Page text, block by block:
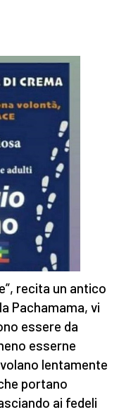
recita un antico
Pachamama, vi
essere da
esserne
lentamente
portano
ai fedeli